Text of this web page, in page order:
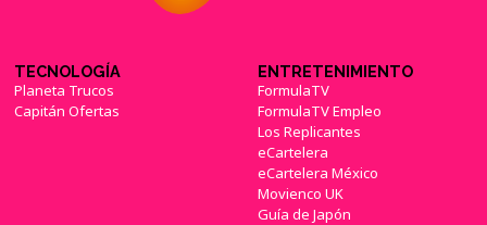
TECNOLOGÍA
Planeta Trucos
Capitán Ofertas
ENTRETENIMIENTO
FormulaTV
FormulaTV Empleo
Los Replicantes
eCartelera
eCartelera México
Movienco UK
Guía de Japón